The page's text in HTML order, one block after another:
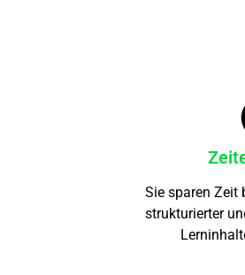
Sie sparen Zeit
strukturierter